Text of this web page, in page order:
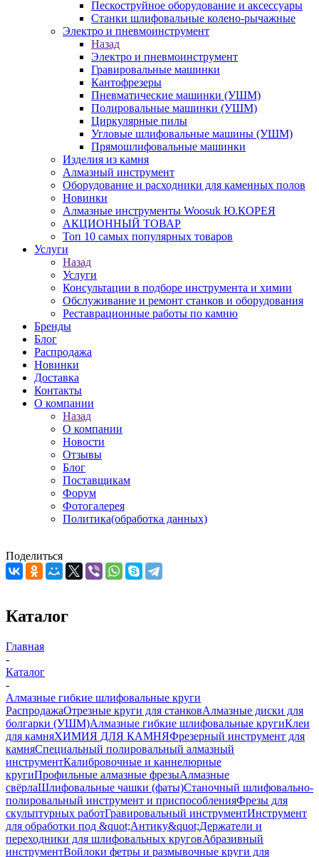
Пескоструйное оборудование и аксессуары
Станки шлифовальные колено-рычажные
Электро и пневмоинструмент
Назад
Электро и пневмоинструмент
Гравировальные машинки
Кантофрезеры
Пневматические машинки (УШМ)
Полировальные машинки (УШМ)
Циркулярные пилы
Угловые шлифовальные машины (УШМ)
Прямошлифовальные машинки
Изделия из камня
Алмазный инструмент
Оборудование и расходники для каменных полов
Новинки
Алмазные инструменты Woosuk Ю.КОРЕЯ
АКЦИОННЫЙ ТОВАР
Топ 10 самых популярных товаров
Услуги
Назад
Услуги
Консультации в подборе инструмента и химии
Обслуживание и ремонт станков и оборудования
Реставрационные работы по камню
Бренды
Блог
Распродажа
Новинки
Доставка
Контакты
О компании
Назад
О компании
Новости
Отзывы
Блог
Поставщикам
Форум
Фотогалерея
Политика(обработка данных)
Поделиться
Каталог
Главная
-
Каталог
-
Алмазные гибкие шлифовальные круги
РаспродажаОтрезные круги для станковАлмазные диски для
болгарки (УШМ)Алмазные гибкие шлифовальные кругиКлеи
для камняХИМИЯ ДЛЯ КАМНЯФрезерный инструмент для
камняСпециальный полировальный алмазный
инструментКалибровочные и каннелюрные
кругиПрофильные алмазные фрезыАлмазные
свёрлаШлифовальные чашки (фаты)Станочный шлифовально-
полировальный инструмент и приспособленияФрезы для
скульптурных работГравировальный инструментИнструмент
для обработки под &quot;Антику&quot;Держатели и
переходники для шлифовальных круговАбразивный
инструментВойлоки фетры и размывочные круги для